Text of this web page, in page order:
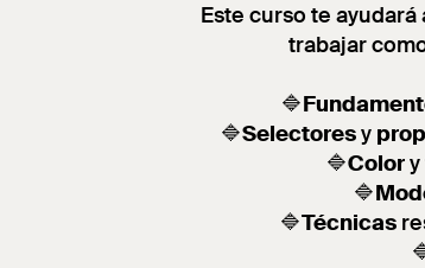
Este curso te
trabajar
🔷
🔷Selectoresy
🔷Colory
🔷
🔷Técnicas